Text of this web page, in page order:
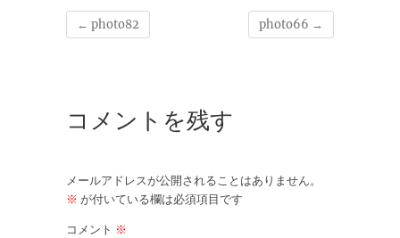
← photo82 photo66 →
コメントを残す
メールアドレスが公開されることはありません。
※ が付いている欄は必須項目です
コメント ※